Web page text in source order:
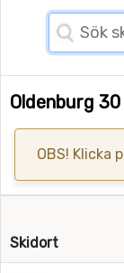
Oldenburg
OBS! Klicka
Skidort